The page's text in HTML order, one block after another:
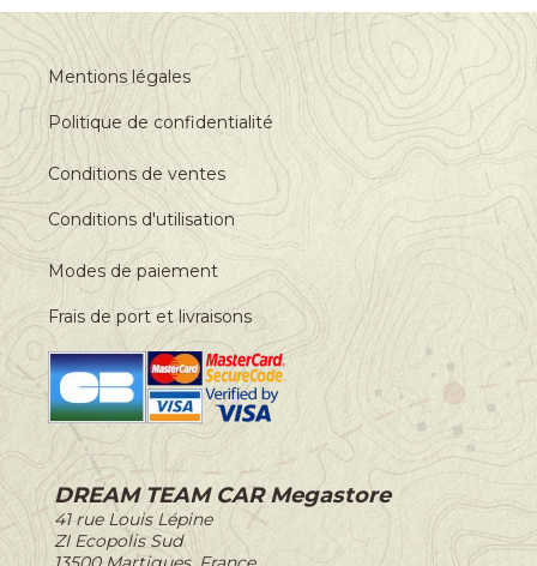
Mentions légales
Politique de confidentialité
Conditions de ventes
Conditions d'utilisation
Modes de paiement
Frais de port et livraisons
DREAM TEAM CAR Megastore
-41 rue Louis Lépine
-
ZI Ecopolis Sud